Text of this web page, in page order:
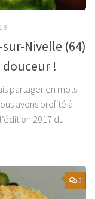
sur-Nivelle (64)
douceur !
partager en mots
avons profité à
2017 du
3